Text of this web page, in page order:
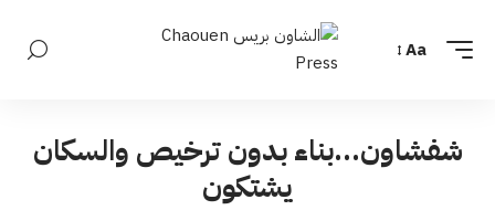
Aa
شفشاون…بناء بدون ترخيص والسكان
يشتكون